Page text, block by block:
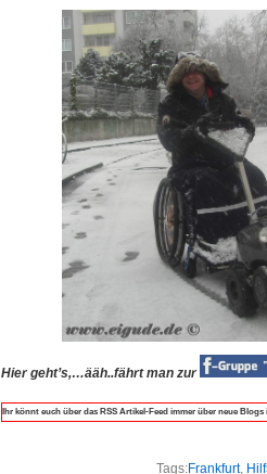
Hier geht’s,…ääh..fährt man zur
Ihr könnt euch über das RSS Artikel-Feed immer über neue
Tags:Frankfurt,